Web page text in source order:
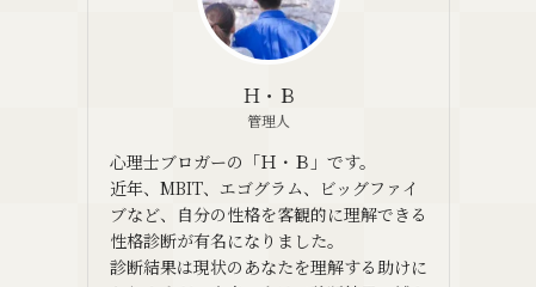
Ｈ・Ｂ
管理人
心理士ブロガーの「Ｈ・Ｂ」です。
近年、MBIT、エゴグラム、ビッグファイ
ブなど、自分の性格を客観的に理解できる
性格診断が有名になりました。
診断結果は現状のあなたを理解する助けに